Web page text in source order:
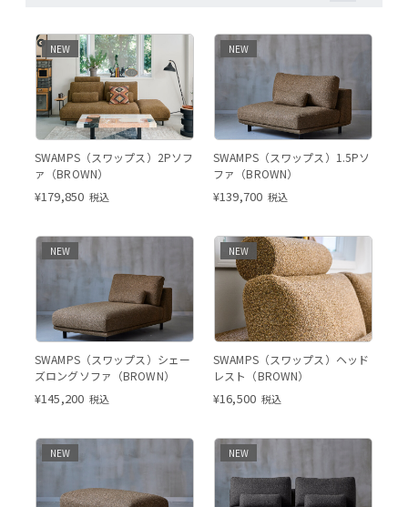
NEW
SWAMPS（スワップス）2Pソフ
ァ（BROWN）
¥179,850 税込
NEW
SWAMPS（スワップス）1.5Pソ
ファ（BROWN）
¥139,700 税込
NEW
SWAMPS（スワップス）シェー
ズロングソファ（BROWN）
¥145,200 税込
NEW
SWAMPS（スワップス）ヘッド
レスト（BROWN）
¥16,500 税込
NEW NEW